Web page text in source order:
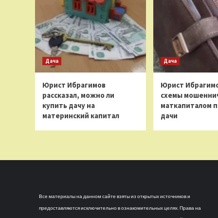
Дача
Юрист Ибрагимов
рассказал, можно ли
купить дачу на
материнский капитал
Дача
Юрист
схемы
маткапиталом
дачи
Все материалы на данном сайте взяты из открытых источников и
предоставляются исключительно в ознакомительных целях. Права на